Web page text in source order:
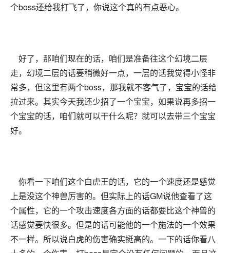
个boss还给我打飞了，你说这个真的有点恶心。
好了，那咱们现在的话，咱们是准备往这个幻境二层
走，幻境二层的话要稍微好一点，一层的话我觉得小怪非
常多，但这里有两个boss，那我就不客气了，宝宝的话给
拉过来。其实今天我还少招了一个宝宝，如果说再多招一
个宝宝的话，咱们就可以干什么呢？就可以去带三个宝宝
好。
你看一下咱们这个白虎王的话，它的一个速度还是感觉
上是没这个神兽厉害的。但实际上的话GM说他查看了这
个属性，它的一个攻击速度各方面的话都要比这个神兽的
话感觉要快很多。但是的话可能他的一个施法的一个效果
不一样。所以说白虎的伤害确实挺高的。一下的话你看八